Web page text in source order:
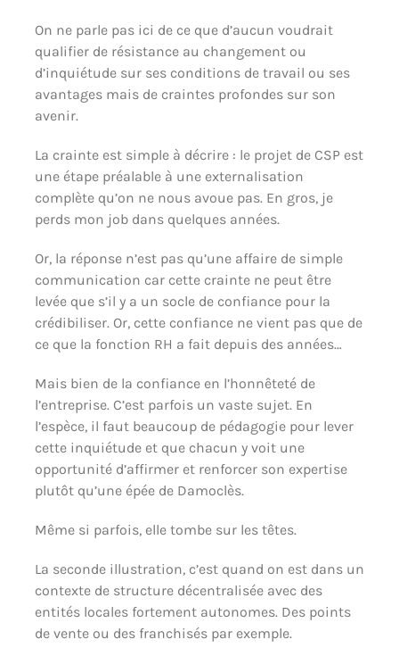
On ne parle pas ici de ce que d’aucun voudrait
qualifier de résistance au changement ou
d’inquiétude sur ses conditions de travail ou ses
avantages mais de craintes profondes sur son
avenir.
La crainte est simple à décrire : le projet de CSP est
une étape préalable à une externalisation
complète qu’on ne nous avoue pas. En gros, je
perds mon job dans quelques années.
Or, la réponse n’est pas qu’une affaire de simple
communication car cette crainte ne peut être
levée que s’il y a un socle de confiance pour la
crédibiliser. Or, cette confiance ne vient pas que de
ce que la fonction RH a fait depuis des années…
Mais bien de la confiance en l’honnêteté de
l’entreprise. C’est parfois un vaste sujet. En
l’espèce, il faut beaucoup de pédagogie pour lever
cette inquiétude et que chacun y voit une
opportunité d’affirmer et renforcer son expertise
plutôt qu’une épée de Damoclès.
Même si parfois, elle tombe sur les têtes.
La seconde illustration, c’est quand on est dans un
contexte de structure décentralisée avec des
entités locales fortement autonomes. Des points
de vente ou des franchisés par exemple.